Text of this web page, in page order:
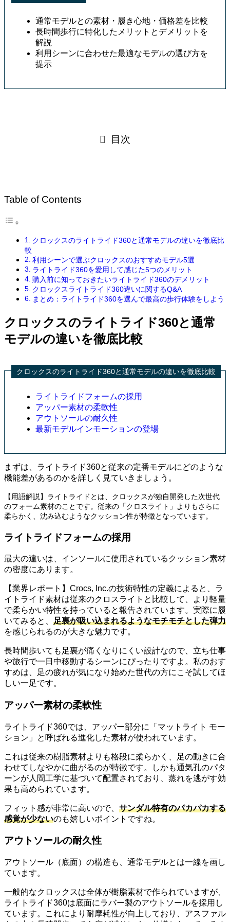
通常モデルとの素材・履き心地・価格差を比較
長時間歩行に特化したメリットとデメリットを
解説
利用シーンに合わせた最適なモデルの選び方を
提示
目次
Table of Contents
クロックスのライトライド360と通常モデルの違いを徹底比
較
利用シーンで選ぶクロックスのおすすめモデル5選
ライトライド360を愛用して感じた5つのメリット
購入前に知っておきたいライトライド360のデメリット
クロックスライトライド360違いに関するQ&A
まとめ：ライトライド360を選んで最高の歩行体験をしよう
クロックスのライトライド360と通常
モデルの違いを徹底比較
クロックスのライトライド360と通常モデルの違いを徹底比較
ライトライドフォームの採用
アッパー素材の柔軟性
アウトソールの耐久性
最新モデルインモーションの登場
まずは、ライトライド360と従来の定番モデルにどのような
機能差があるのかを詳しく見ていきましょう。
【用語解説】ライトライドとは、クロックスが独自開発した次世代
のフォーム素材のことです。従来の「クロスライト」よりもさらに
柔らかく、沈み込むようなクッション性が特徴となっています。
ライトライドフォームの採用
最大の違いは、インソールに使用されているクッション素材
の密度にあります。
【業界レポート】Crocs, Inc.の技術特性の定義によると、ラ
イトライド素材は従来のクロスライトと比較して、より軽量
で柔らかい特性を持っていると報告されています。実際に履
いてみると、 足裏が吸い込まれるようなモチモチとした弾力
を感じられるのが大きな魅力です。
長時間歩いても足裏が痛くなりにくい設計なので、立ち仕事
や旅行で一日中移動するシーンにぴったりですよ。私のおす
すめは、足の疲れが気になり始めた世代の方にこそ試してほ
しい一足です。
アッパー素材の柔軟性
ライトライド360では、アッパー部分に「マットライト モー
ション」と呼ばれる進化した素材が使われています。
これは従来の樹脂素材よりも格段に柔らかく、足の動きに合
わせてしなやかに曲がるのが特徴です。しかも通気孔のパタ
ーンが人間工学に基づいて配置されており、蒸れを逃がす効
果も高められています。
フィット感が非常に高いので、 サンダル特有のパカパカする
感覚が少ないのも嬉しいポイントですね。
アウトソールの耐久性
アウトソール（底面）の構造も、通常モデルとは一線を画し
ています。
一般的なクロックスは全体が樹脂素材で作られていますが、
ライトライド360は底面にラバー製のアウトソールを採用し
ています。これにより耐摩耗性が向上しており、アスファル